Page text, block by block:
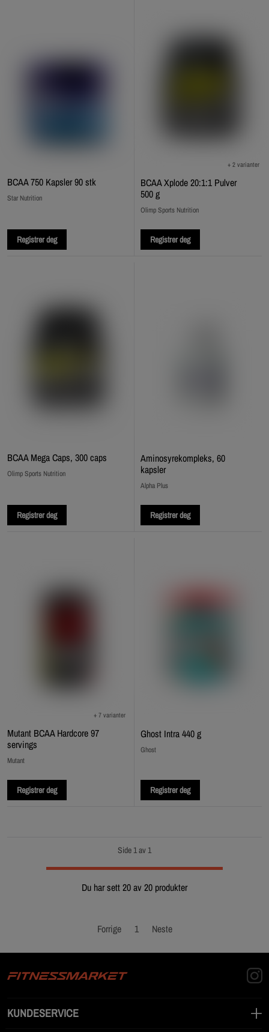
BCAA 750 Kapsler 90 stk
Star Nutrition
Registrer deg
BCAA Xplode 20:1:1 Pulver
500 g
+ 2 varianter
Olimp Sports Nutrition
Registrer deg
BCAA Mega Caps, 300 caps
Olimp Sports Nutrition
Registrer deg
Aminosyrekompleks, 60
kapsler
Alpha Plus
Registrer deg
Mutant BCAA Hardcore 97
servings
+ 7 varianter
Mutant
Registrer deg
Ghost Intra 440 g
Ghost
Registrer deg
Side 1 av 1
Du har sett 20 av 20 produkter
Forrige 1 Neste
KUNDESERVICE